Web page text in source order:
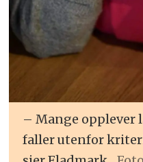
– Mange opplever
faller utenfor